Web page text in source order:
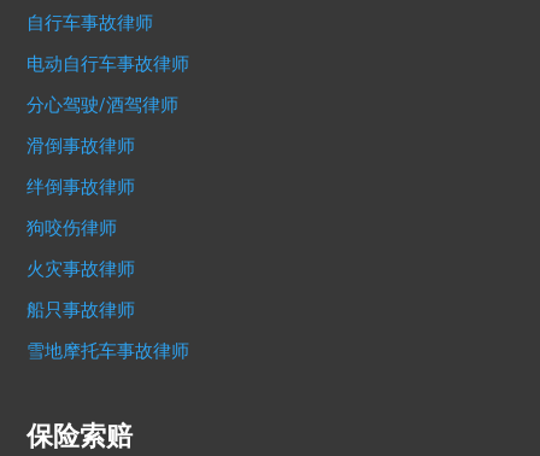
自行车事故律师
电动自行车事故律师
分心驾驶/酒驾律师
滑倒事故律师
绊倒事故律师
狗咬伤律师
火灾事故律师
船只事故律师
雪地摩托车事故律师
保险索赔